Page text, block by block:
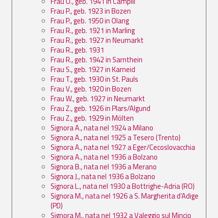
Frau P., geb. 1923 in Bozen
Frau P., geb. 1950 in Olang
Frau R., geb. 1921 in Marling
Frau R., geb. 1927 in Neumarkt
Frau R., geb. 1931
Frau R., geb. 1942 in Sarnthein
Frau S., geb. 1927 in Karneid
Frau T., geb. 1930 in St. Pauls
Frau V., geb. 1920 in Bozen
Frau W., geb. 1927 in Neumarkt
Frau Z., geb. 1926 in Plars/Algund
Frau Z., geb. 1929 in Mölten
Signora A., nata nel 1924 a Milano
Signora A., nata nel 1925 a Tesero (Trento)
Signora A., nata nel 1927 a Eger/Cecoslovacchia
Signora A., nata nel 1936 a Bolzano
Signora B., nata nel 1936 a Merano
Signora J., nata nel 1936 a Bolzano
Signora L., nata nel 1930 a Bottrighe-Adria (RO)
Signora M., nata nel 1926 a S. Margherita d’Adige
(PD)
Signora M., nata nel 1932 a Valeggio sul Mincio